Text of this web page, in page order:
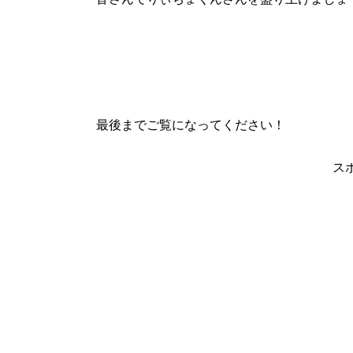
最後までご覧になってください！
ス